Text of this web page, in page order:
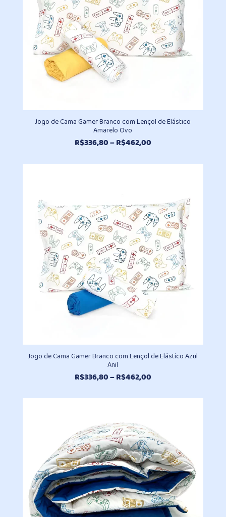
Jogo de Cama Gamer Branco com Lençol de Elástico
Amarelo Ovo
R$336,80–R$462,00Faixa
preço:
R$462,00
Jogo de Cama Gamer Branco com Lençol de Elástico Azul
Anil
R$336,80–R$462,00Faixa
preço:
R$462,00